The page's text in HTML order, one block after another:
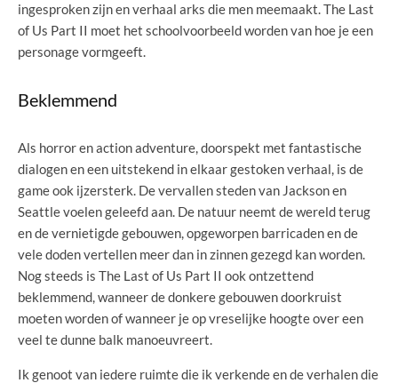
ingesproken zijn en verhaal arks die men meemaakt. The Last
of Us Part II moet het schoolvoorbeeld worden van hoe je een
personage vormgeeft.
Beklemmend
Als horror en action adventure, doorspekt met fantastische
dialogen en een uitstekend in elkaar gestoken verhaal, is de
game ook ijzersterk. De vervallen steden van Jackson en
Seattle voelen geleefd aan. De natuur neemt de wereld terug
en de vernietigde gebouwen, opgeworpen barricaden en de
vele doden vertellen meer dan in zinnen gezegd kan worden.
Nog steeds is The Last of Us Part II ook ontzettend
beklemmend, wanneer de donkere gebouwen doorkruist
moeten worden of wanneer je op vreselijke hoogte over een
veel te dunne balk manoeuvreert.
Ik genoot van iedere ruimte die ik verkende en de verhalen die